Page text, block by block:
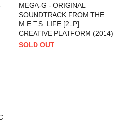
MEGA-G - ORIGINAL
SOUNDTRACK FROM THE
M.E.T.S. LIFE [2LP]
CREATIVE PLATFORM (2014)
SOLD OUT